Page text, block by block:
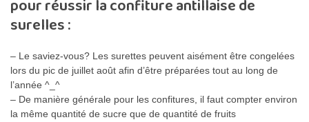
pour réussir la confiture antillaise de
surelles :
– Le saviez-vous? Les surettes peuvent aisément être congelées
lors du pic de juillet août afin d’être préparées tout au long de
l’année ^_^
– De manière générale pour les confitures, il faut compter environ
la même quantité de sucre que de quantité de fruits